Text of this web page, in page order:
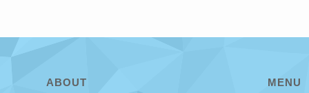
ABOUT MENU